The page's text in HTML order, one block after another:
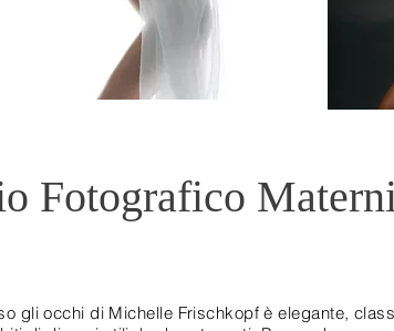
Fotografico
gli occhi di Michelle Frischkopf è elegante,